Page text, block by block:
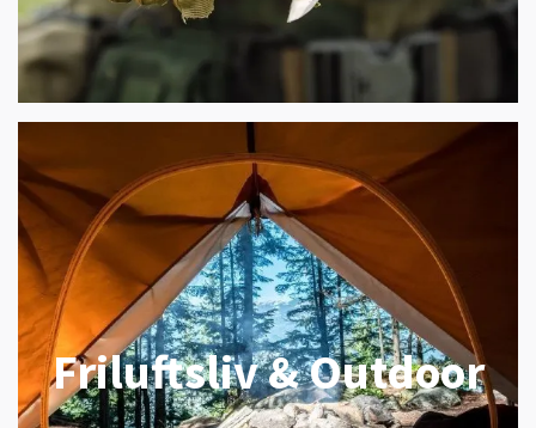
Friluftsliv & Outdoor